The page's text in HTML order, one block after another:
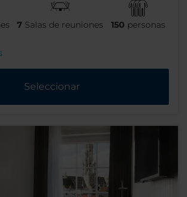
7 Salas de reuniones 150 personas
Seleccionar